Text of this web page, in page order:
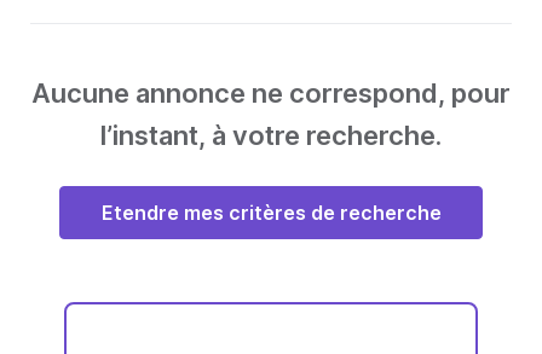
Aucune annonce ne correspond, pour
l’instant, à votre recherche.
Etendre mes critères de recherche